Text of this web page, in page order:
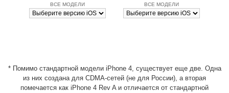
ВСЕ МОДЕЛИ ВСЕ МОДЕЛИ
* Помимо стандартной модели iPhone 4, существует еще две. Одна
из них создана для CDMA-сетей (не для России), а вторая
помечается как iPhone 4 Rev A и отличается от стандартной